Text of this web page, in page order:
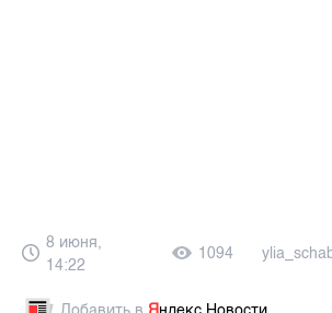
8 июня,
14:22
1094